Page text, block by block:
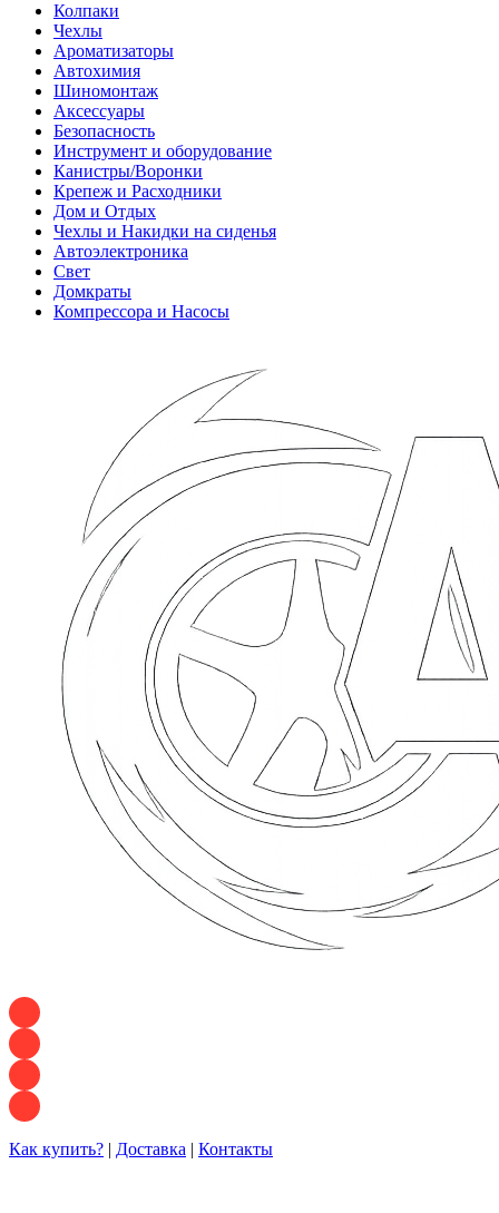
Колпаки
Чехлы
Ароматизаторы
Автохимия
Шиномонтаж
Аксессуары
Безопасность
Инструмент и оборудование
Канистры/Воронки
Крепеж и Расходники
Дом и Отдых
Чехлы и Накидки на сиденья
Автоэлектроника
Свет
Домкраты
Компрессора и Насосы
Как купить? | Доставка | Контакты